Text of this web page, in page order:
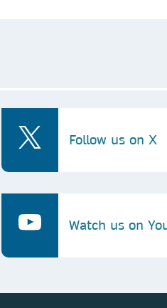
Follow us on X
Watch us on